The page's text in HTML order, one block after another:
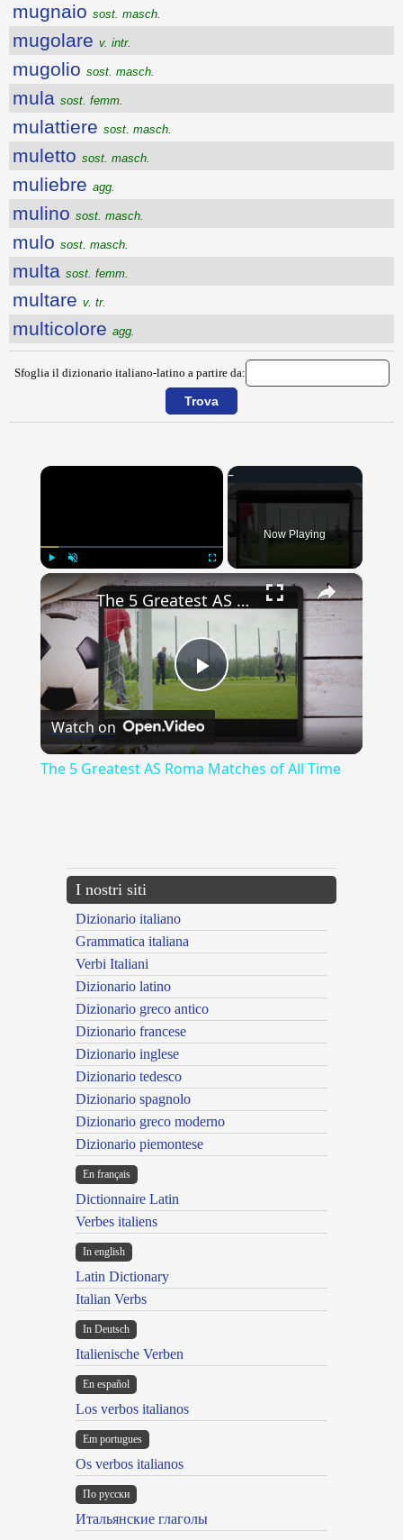
mugnaio sost. masch.
mugolare v. intr.
mugolio sost. masch.
mula sost. femm.
mulattiere sost. masch.
muletto sost. masch.
muliebre agg.
mulino sost. masch.
mulo sost. masch.
multa sost. femm.
multare v. tr.
multicolore agg.
Sfoglia il dizionario italiano-latino a partire da:
×
Now Playing
×
Play
Video
The 5 Greatest AS Roma Matches of All Time
Watch on
The 5 Greatest AS Roma Matches of All Time
I nostri siti
Dizionario italiano
Grammatica italiana
Verbi Italiani
Dizionario latino
Dizionario greco antico
Dizionario francese
Dizionario inglese
Dizionario tedesco
Dizionario spagnolo
Dizionario greco moderno
Dizionario piemontese
En français
Dictionnaire Latin
Verbes italiens
In english
Latin Dictionary
Italian Verbs
In Deutsch
Italienische Verben
En español
Los verbos italianos
Em portugues
Os verbos italianos
По русски
Итальянские глаголы